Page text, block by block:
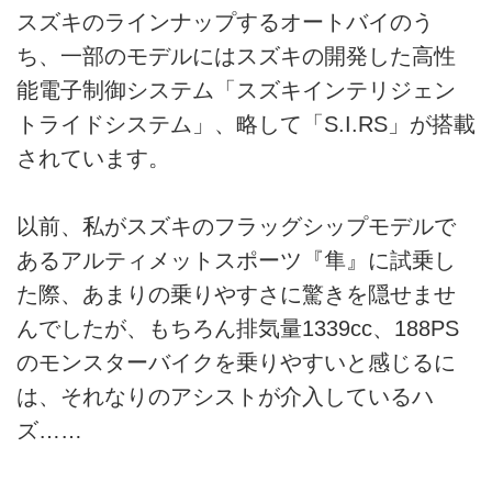
スズキのラインナップするオートバイのう
ち、一部のモデルにはスズキの開発した高性
能電子制御システム「スズキインテリジェン
トライドシステム」、略して「S.I.RS」が搭載
されています。
以前、私がスズキのフラッグシップモデルで
あるアルティメットスポーツ『隼』に試乗し
た際、あまりの乗りやすさに驚きを隠せませ
んでしたが、もちろん排気量1339cc、188PS
のモンスターバイクを乗りやすいと感じるに
は、それなりのアシストが介入しているハ
ズ……